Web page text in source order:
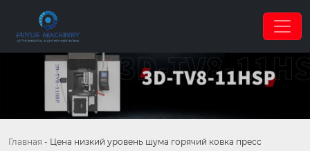
Главная - Цена низкий уровень шума горячий ковка пресс